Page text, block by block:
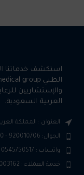
استكشف خدماتنا
والإستشاريين
العربية السعودية.
العنوان : المملكة
الجوال: 920010706 - 0114143060
واتساب : 0545750517
خدمة العملاء : 0530003162